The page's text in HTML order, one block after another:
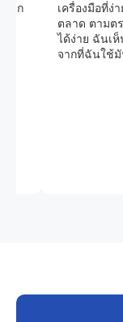
โลก
เครื่องมือที่ง่
ตลาด ตามต
ได้ง่าย ฉันเ
จากที่ฉันใช้